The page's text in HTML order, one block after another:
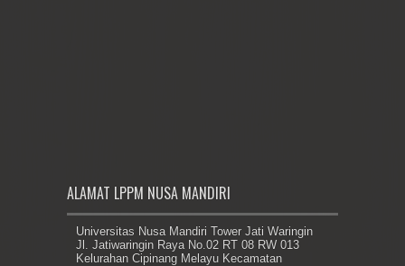
ALAMAT LPPM NUSA MANDIRI
Universitas Nusa Mandiri Tower Jati Waringin
Jl. Jatiwaringin Raya No.02 RT 08 RW 013
Kelurahan Cipinang Melayu Kecamatan